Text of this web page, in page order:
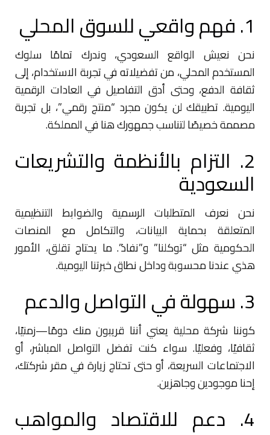
1. فهم واقعي للسوق المحلي
نحن نعيش الواقع السعودي، وندرك تمامًا سلوك
المستخدم المحلي، من تفضيلاته في تجربة الاستخدام، إلى
ثقافة الدفع، وحتى أدق التفاصيل في العادات الرقمية
اليومية. تطبيقك لن يكون مجرد “منتج رقمي”، بل تجربة
مصممة خصيصًا لتناسب جمهورك هنا في المملكة.
2. التزام بالأنظمة والتشريعات
السعودية
نحن نعرف المتطلبات الرسمية والضوابط التنظيمية
المتعلقة بحماية البيانات، والتكامل مع المنصات
الحكومية مثل “توكلنا” و”نفاذ”. ما يحتاج تقلق، الأمور
هذي عندنا محسوبة وداخل نطاق خبرتنا اليومية.
3. سهولة في التواصل والدعم
كوننا شركة محلية يعني أننا قريبون منك دومًا—زمنيًا،
ثقافيًا، وفعليًا. سواء كنت تفضل التواصل المباشر، أو
الاجتماعات السريعة، أو حتى تحتاج زيارة في مقر شركتك،
إحنا موجودين وجاهزين.
4. دعم للاقتصاد والمواهب